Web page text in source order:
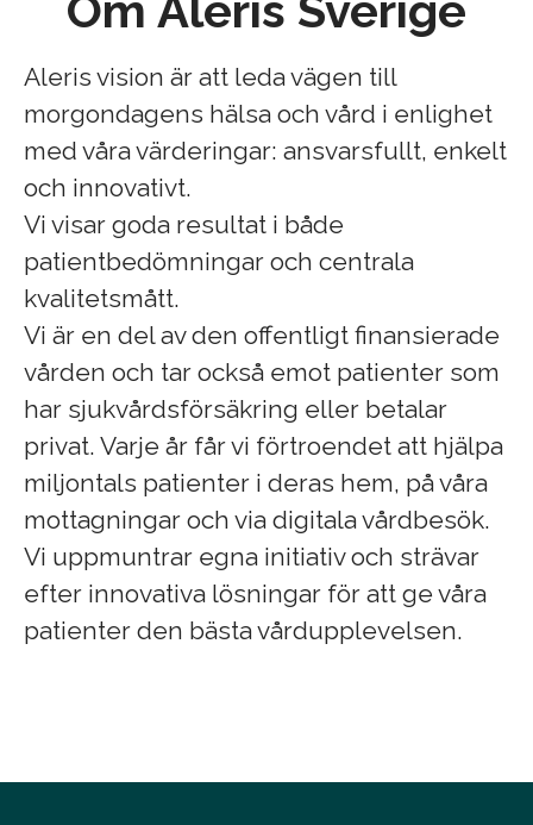
Aleris vision är att leda vägen till
morgondagens hälsa och vård i enlighet
med våra värderingar: ansvarsfullt, enkelt
och innovativt.
Vi visar goda resultat i både
patientbedömningar och centrala
kvalitetsmått.
Vi är en del av den offentligt finansierade
vården och tar också emot patienter som
har sjukvårdsförsäkring eller betalar
privat. Varje år får vi förtroendet att hjälpa
miljontals patienter i deras hem, på våra
mottagningar och via digitala vårdbesök.
Vi uppmuntrar egna initiativ och strävar
efter innovativa lösningar för att ge våra
patienter den bästa vårdupplevelsen.